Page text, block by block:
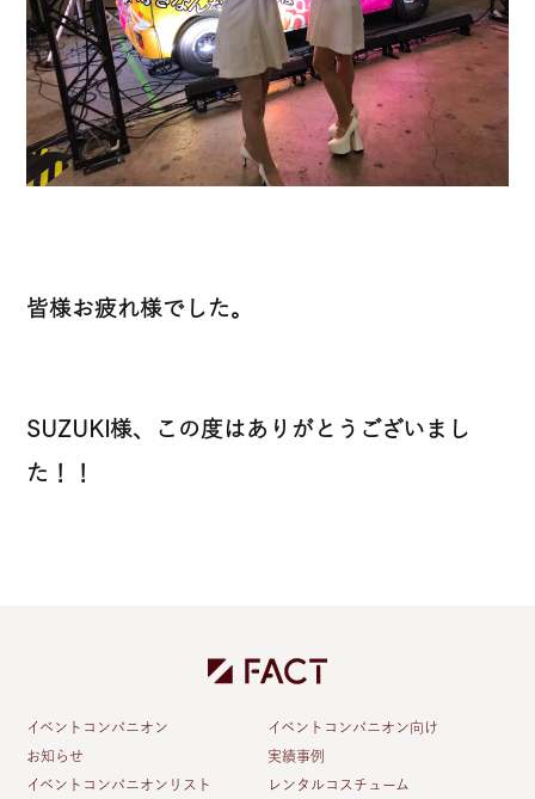
皆様お疲れ様でした。
SUZUKI様、この度はありがとうございまし
た！！
イベントコンパニオン
イベントコンパニオン向け
お知らせ
実績事例
イベントコンパニオンリスト
レンタルコスチューム